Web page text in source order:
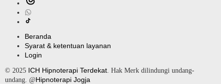
Beranda
Syarat & ketentuan layanan
Login
© 2025 ICH Hipnoterapi Terdekat . Hak Merk dilindungi undang-
undang. @Hipnoterapi Jogja